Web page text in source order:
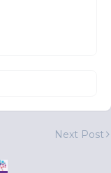
Next Post